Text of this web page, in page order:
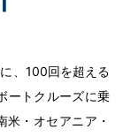
、100回を超える
ートクルーズに乗
・オセアニア・